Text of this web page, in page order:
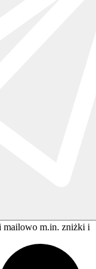
mailowo m.in. zniżki i